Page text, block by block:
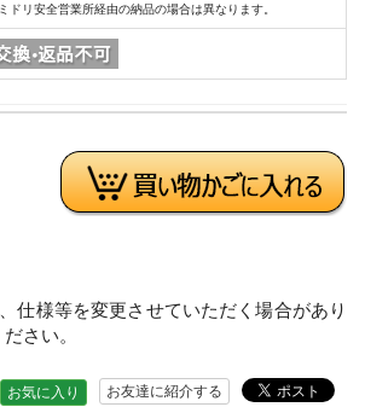
ドリ安全営業所経由の納品の場合は異なります。
仕様等を変更させていただく場合があり
さい。
お友達に紹介する
お気に入り